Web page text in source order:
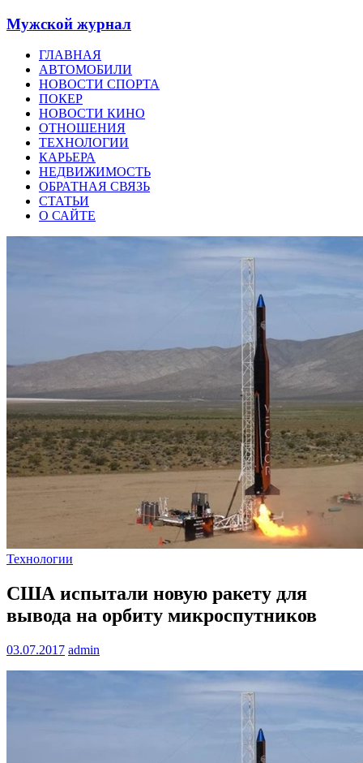
Мужской журнал
ГЛАВНАЯ
АВТОМОБИЛИ
НОВОСТИ СПОРТА
ПОКЕР
НОВОСТИ КИНО
ОТНОШЕНИЯ
ТЕХНОЛОГИИ
КАРЬЕРА
НЕДВИЖИМОСТЬ
ОБРАТНАЯ СВЯЗЬ
СТАТЬИ
О САЙТЕ
Технологии
США испытали новую ракету для
вывода на орбиту микроспутников
03.07.2017 admin